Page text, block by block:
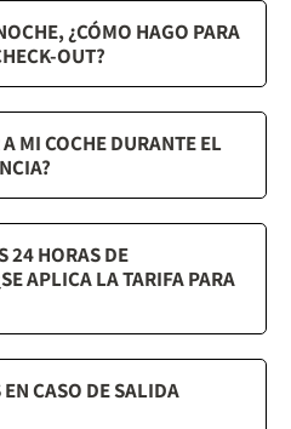
¿CÓMO HAGO PARA
OUT?
MI COCHE DURANTE EL
24 HORAS DE
APLICA LA TARIFA PARA
CASO DE SALIDA